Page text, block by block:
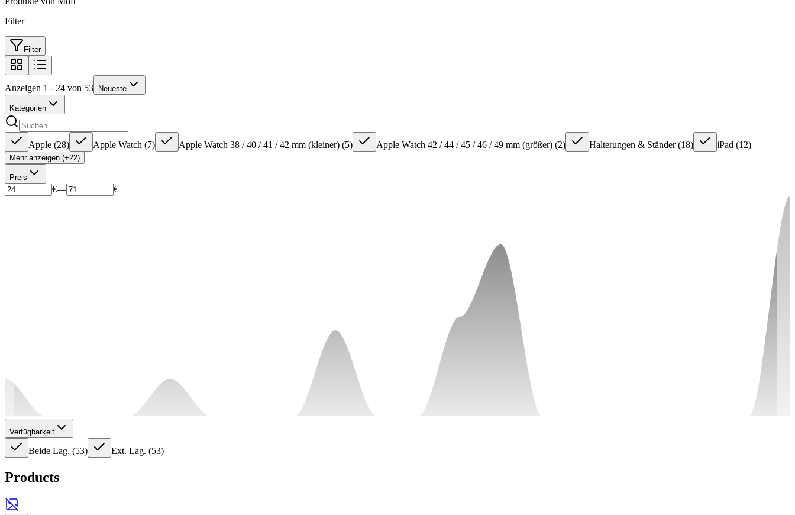
Filter
Filter
Anzeigen 1 - 24 von 53 Neueste
Kategorien
Apple (28) Apple Watch (7) Apple Watch 38 / 40 / 41 / 42 mm (kleiner) (5) Apple Watch 42 / 44 / 45 / 46 / 49 mm (größer) (2) Halterungen & Ständer (18) iPad (12)
Mehr anzeigen (+22)
Preis
€— €
Verfügbarkeit
Beide Lag. (53) Ext. Lag. (53)
Products